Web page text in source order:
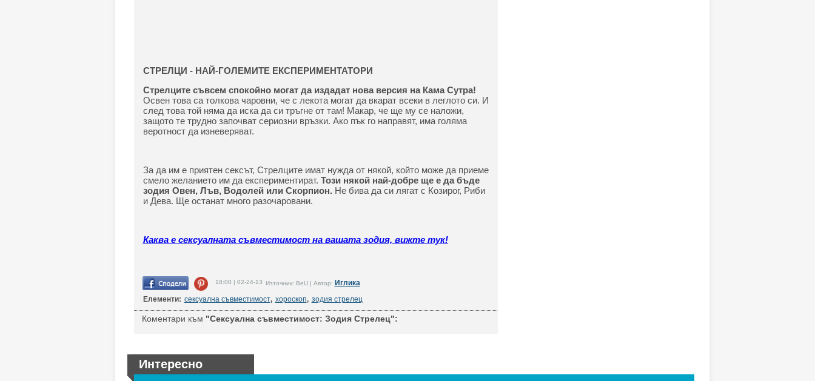
СТРЕЛЦИ - НАЙ-ГОЛЕМИТЕ ЕКСПЕРИМЕНТАТОРИ
Стрелците съвсем спокойно могат да издадат нова версия на Кама Сутра!
Освен това са толкова чаровни, че с лекота могат да вкарат всеки в леглото си. И
след това той няма да иска да си тръгне от там! Макар, че ще му се наложи,
защото те трудно започват сериозни връзки. Ако пък го направят, има голяма
веротност да изневеряват.
За да им е приятен сексът, Стрелците имат нужда от някой, който може да приеме
смело желанието им да експериментират. Този някой най-добре ще е да бъде
зодия Овен, Лъв, Водолей или Скорпион. Не бива да си лягат с Козирог, Риби
и Дева. Ще останат много разочаровани.
Каква е сексуалната съвместимост на вашата зодия, вижте тук!
18:00 | 02-24-13 Източник: BeU | Автор: Иглика
Елементи: сексуална съвместимост, хороскоп, зодия стрелец
Коментари към "Сексуална съвместимост: Зодия Стрелец":
Интересно